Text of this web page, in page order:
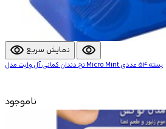
visibility نمایش سریع visibility
نخ دندان کمانی آل وایت مدل Micro Mint بسته 54 عددی
ناموجود